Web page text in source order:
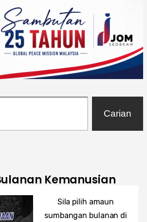
Carian
Kemanusian
Sila pilih amaun
sumbangan bulanan di